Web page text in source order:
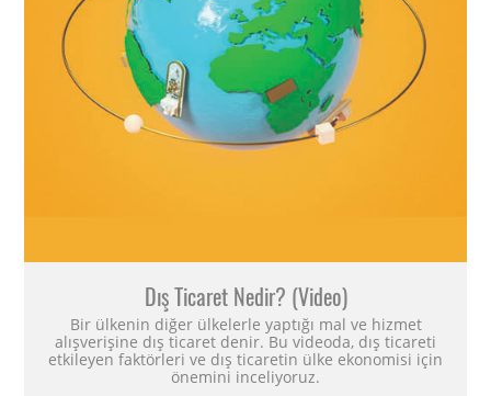
Dış Ticaret Nedir? (Video)
Bir ülkenin diğer ülkelerle yaptığı mal ve hizmet
alışverişine dış ticaret denir. Bu videoda, dış ticareti
etkileyen faktörleri ve dış ticaretin ülke ekonomisi için
önemini inceliyoruz.